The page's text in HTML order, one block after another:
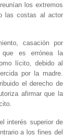
los extremos
las costas al actor
casación por
que es errónea la
lícito, debido al
por la madre.
el derecho de
afirmar que la
interés superior de
a los fines del